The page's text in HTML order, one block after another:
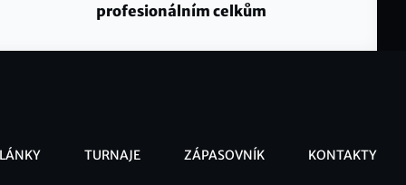
profesionálním celkům
TURNAJE ZÁPASOVNÍK KONTAKTY